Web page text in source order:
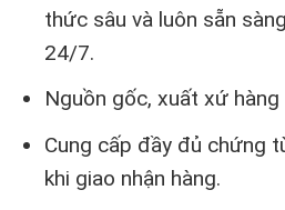
thức sâu và luôn sẵn
24/7.
Nguồn gốc, xuất xứ
Cung cấp đầy đủ chứng
khi giao nhận hàng.